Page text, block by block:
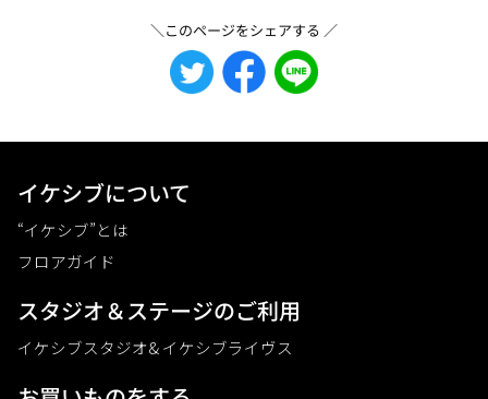
＼このページをシェアする ／
イケシブについて
“イケシブ”とは
フロアガイド
スタジオ＆ステージのご利⽤
イケシブスタジオ& イケシブライヴス